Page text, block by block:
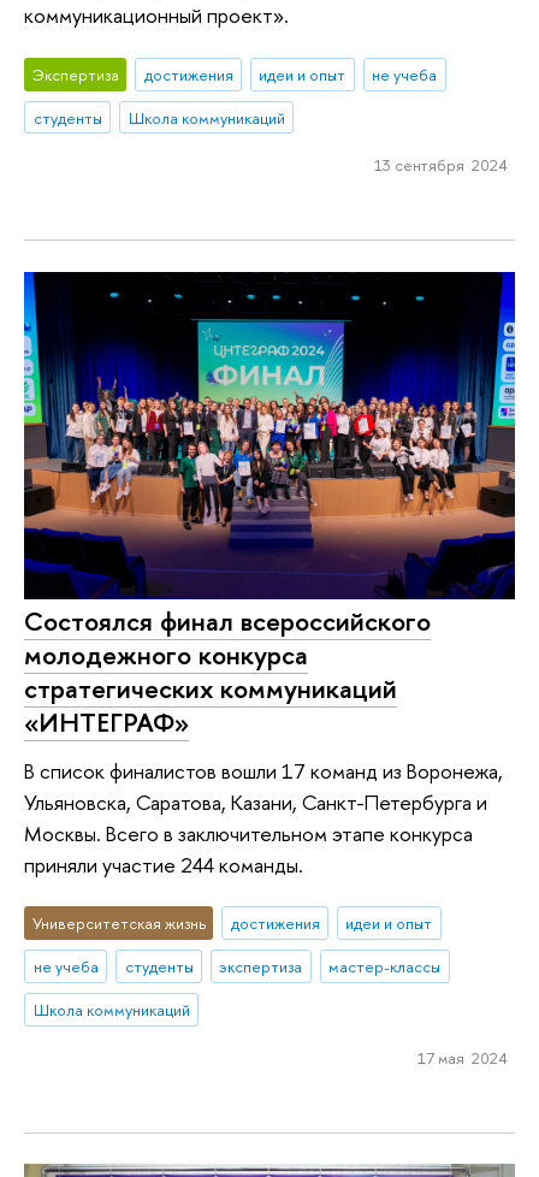
коммуникационный проект».
Экспертиза достижения идеи и опыт
не учеба
студенты
Школа коммуникаций
13 сентября 2024
Состоялся финал всероссийского
молодежного конкурса
стратегических коммуникаций
«ИНТЕГРАФ»
В список финалистов вошли 17 команд из Воронежа,
Ульяновска, Саратова, Казани, Санкт-Петербурга и
Москвы. Всего в заключительном этапе конкурса
приняли участие 244 команды.
Университетская жизнь достижения
идеи и опыт
не учеба
студенты экспертиза
мастер-классы
Школа коммуникаций
17 мая 2024